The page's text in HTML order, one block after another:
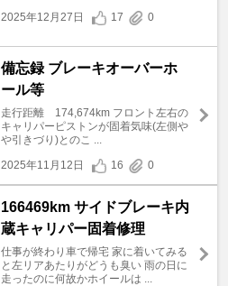
2025年12月27日
17 0
備忘録 ブレーキオーバーホ
ール等
走行距離 174,674km フロント左右の
キャリパーピストンが固着気味(左側や
や引きづり)とのこ ...
2025年11月12日
16 0
166469km サイドブレーキ内
蔵キャリパー固着修理
仕事が終わり車で帰宅 家に着いてみる
と左リアあたりがどうも臭い 雨の日に
走ったのに何故かホイールは ...